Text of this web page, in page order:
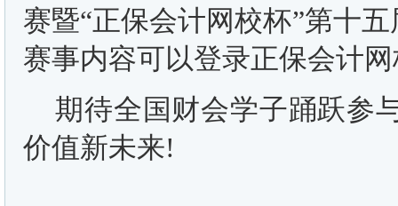
赛暨“正保会计网校杯”第十
赛事内容可以登录正保会计
期待全国财会学子踊跃参
价值新未来!